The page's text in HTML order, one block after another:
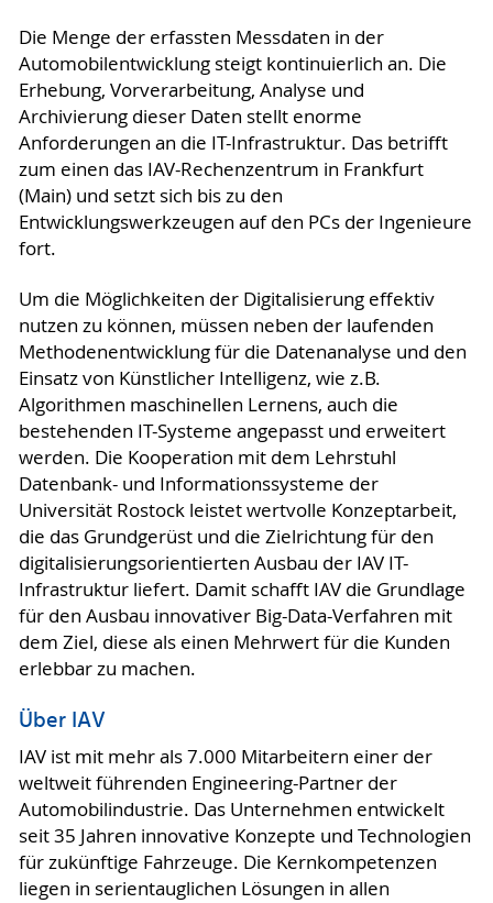
Die Menge der erfassten Messdaten in der
Automobilentwicklung steigt kontinuierlich an. Die
Erhebung, Vorverarbeitung, Analyse und
Archivierung dieser Daten stellt enorme
Anforderungen an die IT-Infrastruktur. Das betrifft
zum einen das IAV-Rechenzentrum in Frankfurt
(Main) und setzt sich bis zu den
Entwicklungswerkzeugen auf den PCs der Ingenieure
fort.
Um die Möglichkeiten der Digitalisierung effektiv
nutzen zu können, müssen neben der laufenden
Methodenentwicklung für die Datenanalyse und den
Einsatz von Künstlicher Intelligenz, wie z.B.
Algorithmen maschinellen Lernens, auch die
bestehenden IT-Systeme angepasst und erweitert
werden. Die Kooperation mit dem Lehrstuhl
Datenbank- und Informationssysteme der
Universität Rostock leistet wertvolle Konzeptarbeit,
die das Grundgerüst und die Zielrichtung für den
digitalisierungsorientierten Ausbau der IAV IT-
Infrastruktur liefert. Damit schafft IAV die Grundlage
für den Ausbau innovativer Big-Data-Verfahren mit
dem Ziel, diese als einen Mehrwert für die Kunden
erlebbar zu machen.
Über IAV
IAV ist mit mehr als 7.000 Mitarbeitern einer der
weltweit führenden Engineering-Partner der
Automobilindustrie. Das Unternehmen entwickelt
seit 35 Jahren innovative Konzepte und Technologien
für zukünftige Fahrzeuge. Die Kernkompetenzen
liegen in serientauglichen Lösungen in allen